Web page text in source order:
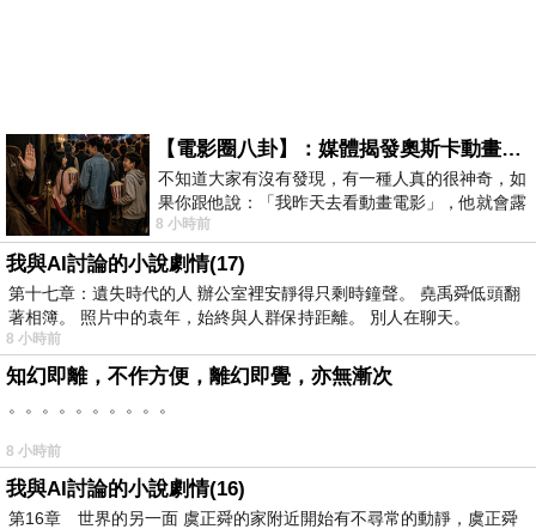
【電影圈八卦】：媒體揭發奧斯卡動畫項目投票醜聞！好萊塢為什麼看不起動畫電影？
不知道大家有沒有發現，有一種人真的很神奇，如
果你跟他說：「我昨天去看動畫電影」，他就會露
出一種慈祥的微笑，然後問你是不是陪小
8 小時前
我與AI討論的小說劇情(17)
第十七章：遺失時代的人 辦公室裡安靜得只剩時鐘聲。 堯禹舜低頭翻
著相簿。 照片中的袁年，始終與人群保持距離。 別人在聊天。
8 小時前
知幻即離，不作方便，離幻即覺，亦無漸次
。。。。。。。。。。
8 小時前
我與AI討論的小說劇情(16)
第16章 世界的另一面 虞正舜的家附近開始有不尋常的動靜，虞正舜